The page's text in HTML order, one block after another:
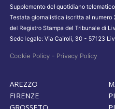
Supplemento del quotidiano telematico
Testata giornalistica iscritta al numero
del Registro Stampa del Tribunale di
Sede legale: Via Cairoli, 30 - 57123
Cookie Policy - Privacy Policy
AREZZO
FIRENZE